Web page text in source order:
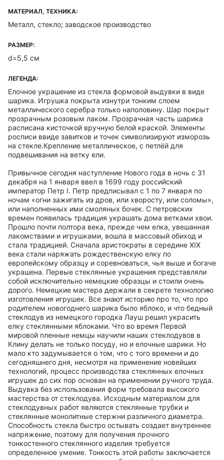
МАТЕРИАЛ, ТЕХНИКА:
Металл, стекло; заводское производство
РАЗМЕР:
d=5,5 см
ЛЕГЕНДА:
Елочное украшение из стекла формовой выдувки в виде
шарика. Игрушка покрыта изнутри тонким слоем
металлического серебра только наполовину. Шар покрыт
прозрачным розовым лаком. Прозрачная часть шарика
расписана кисточкой вручную белой краской. Элементы
росписи ввиде завитков и точек символизируют изморозь
на стекле.Крепление металлическое, с петлёй для
подвешивания на ветку ели.
Привычное сегодня наступление Нового года в ночь с 31
декабря на 1 января ввел в 1699 году российский
император Петр I. Петр предписывал с 1 по 7 января по
ночам «огни зажигать из дров, или хворосту, или соломы»,
или наполненных ими смоляных бочек. С петровских
времен появилась традиция украшать дома ветками хвои.
Прошло почти полтора века, прежде чем елка, увешанная
лакомствами и игрушками, вошла в массовый обиход и
стала традицией. Сначала аристократы в середине XIX
века стали наряжать рождественскую елку по
европейскому образцу и соревноваться, чья выше и богаче
украшена. Первые стеклянные украшения представляли
собой исключительно немецкие образцы и стоили очень
дорого. Немецкие мастера держали в секрете технологию
изготовления игрушек. Все знают историю про то, что про
родителем новогоднего шарика было яблоко, и что бедный
стеклодув из немецкого городка Лауш решил украсить
елку стеклянными яблоками. Что во время Первой
мировой пленные немцы научили наших стеклодувов в
Клину делать не только посуду, но и елочные шарики. Но
мало кто задумывается о том, что с того времени и до
сегодняшнего дня, несмотря на применение новейших
технологий, процесс производства стеклянных елочных
игрушек до сих пор основан на применении ручного труда.
Выдувка без использования форм требовала высокого
мастерства от стеклодува. Исходным материалом для
стеклодувных работ являются стеклянные трубки и
стеклянные монолитные стержни различного диаметра.
Способность стекла быстро остывать создает внутреннее
напряжение, поэтому для получения прочного
тонкостенного стеклянного изделия требуется
определенное умение. Тонкость этой работы заключается